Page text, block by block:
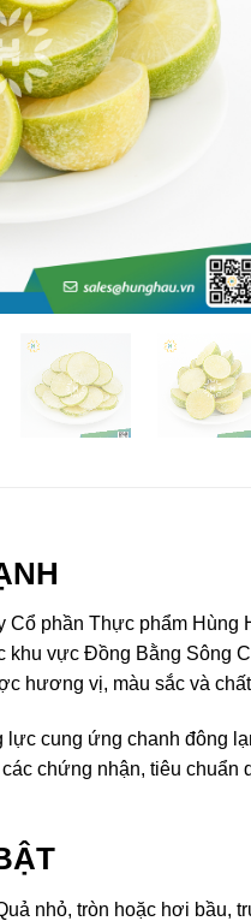
Cổ phần Thực phẩm
khu vực Đồng Bằng Sông
hương vị, màu sắc và
cung ứng chanh đông
chứng nhận, tiêu chuẩn
nhỏ, tròn hoặc hơi bầu,